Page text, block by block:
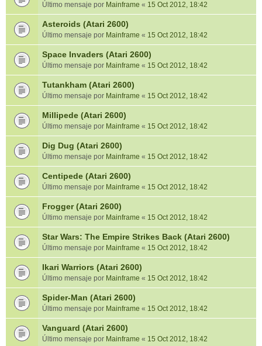
Último mensaje por Mainframe « 15 Oct 2012, 18:42
Asteroids (Atari 2600)
Último mensaje por Mainframe « 15 Oct 2012, 18:42
Space Invaders (Atari 2600)
Último mensaje por Mainframe « 15 Oct 2012, 18:42
Tutankham (Atari 2600)
Último mensaje por Mainframe « 15 Oct 2012, 18:42
Millipede (Atari 2600)
Último mensaje por Mainframe « 15 Oct 2012, 18:42
Dig Dug (Atari 2600)
Último mensaje por Mainframe « 15 Oct 2012, 18:42
Centipede (Atari 2600)
Último mensaje por Mainframe « 15 Oct 2012, 18:42
Frogger (Atari 2600)
Último mensaje por Mainframe « 15 Oct 2012, 18:42
Star Wars: The Empire Strikes Back (Atari 2600)
Último mensaje por Mainframe « 15 Oct 2012, 18:42
Ikari Warriors (Atari 2600)
Último mensaje por Mainframe « 15 Oct 2012, 18:42
Spider-Man (Atari 2600)
Último mensaje por Mainframe « 15 Oct 2012, 18:42
Vanguard (Atari 2600)
Último mensaje por Mainframe « 15 Oct 2012, 18:42